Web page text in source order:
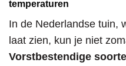
temperaturen
In de Nederlandse tuin,
laat zien, kun je niet
Vorstbestendige